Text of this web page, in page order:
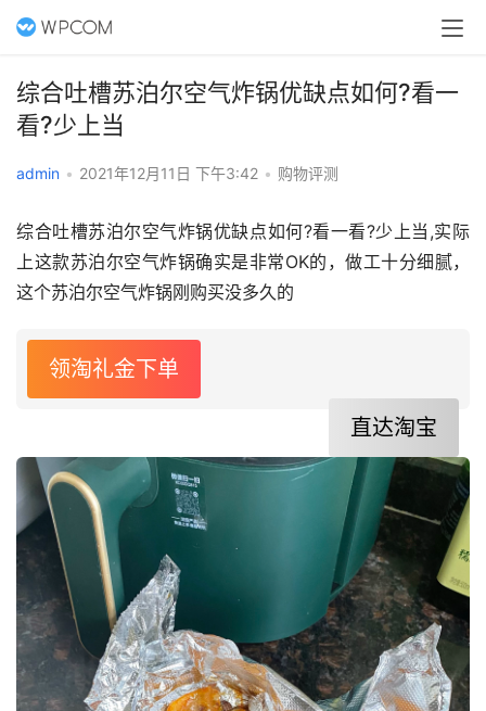
综合吐槽苏泊尔空气炸锅优缺点如何?看一
看?少上当
admin • 2021年12月11日 下午3:42 • 购物评测
综合吐槽苏泊尔空气炸锅优缺点如何?看一看?少上当,实际
上这款苏泊尔空气炸锅确实是非常OK的，做工十分细腻，
这个苏泊尔空气炸锅刚购买没多久的
领淘礼金下单
直达淘宝